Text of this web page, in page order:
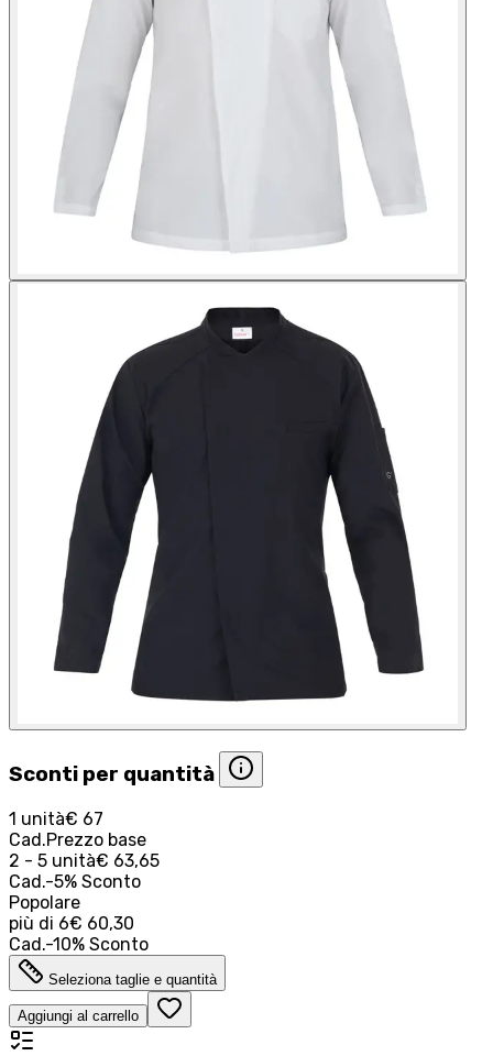
Sconti per quantità
1 unità€ 67
Cad.Prezzo base
2 - 5 unità€ 63,65
Cad.-5% Sconto
Popolare
più di 6€ 60,30
Cad.-10% Sconto
Seleziona taglie e quantità
Aggiungi al carrello